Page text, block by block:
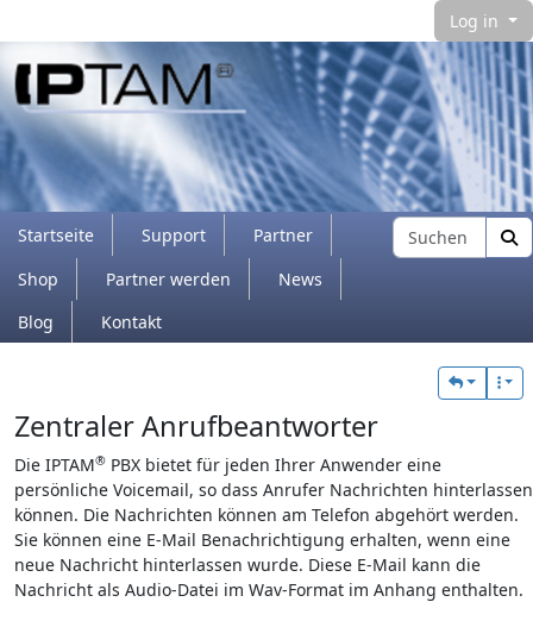
Log in
Navigation and related functionality and
Startseite Support
Partner
Shop
Partner werden
News
Blog
Kontakt
Find
Zentraler Anrufbeantworter
Die IPTAM® PBX bietet für jeden Ihrer Anwender eine
persönliche Voicemail, so dass Anrufer Nachrichten hinterlassen
können. Die Nachrichten können am Telefon abgehört werden.
Sie können eine E-Mail Benachrichtigung erhalten, wenn eine
neue Nachricht hinterlassen wurde. Diese E-Mail kann die
Nachricht als Audio-Datei im Wav-Format im Anhang enthalten.